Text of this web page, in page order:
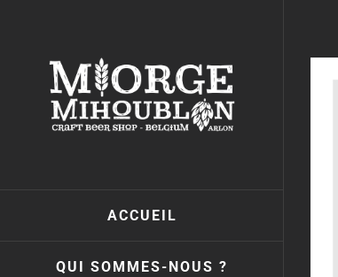
ACCUEIL
QUI SOMMES-NOUS ?